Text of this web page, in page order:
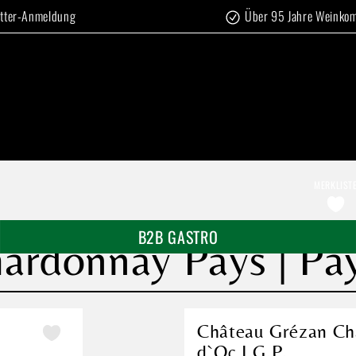
Anmeldung Über 95 Jahre
B2B GASTROPays |
Château Grézan